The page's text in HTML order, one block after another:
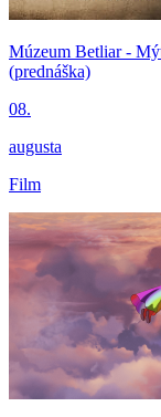
Múzeum Betliar -
(prednáška)
08.
augusta
Film